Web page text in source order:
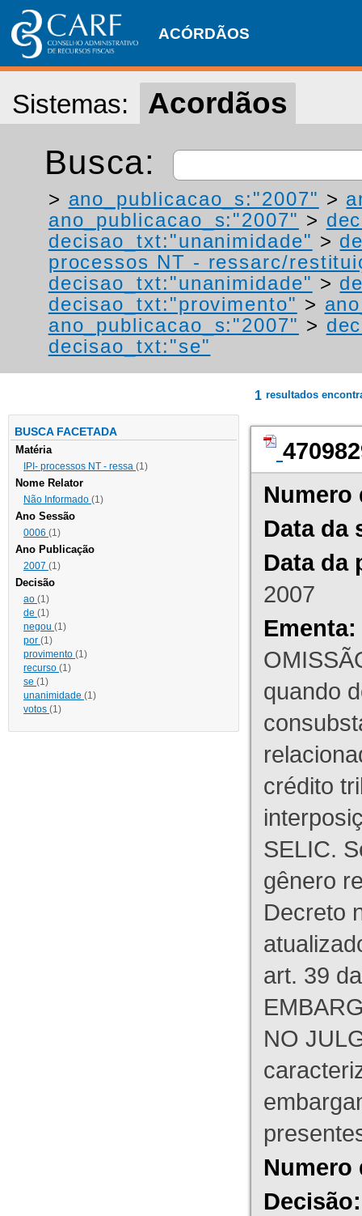
ACÓRDÃOS
Sistemas: Acordãos
Busca:
> ano_publicacao_s:"2007" >
ano_publicacao_s:"2007" >
decisao_txt:"unanimidade" >
processos NT - ressarc/
decisao_txt:"unanimidade" >
decisao_txt:"provimento" >
ano_publicacao_s:"2007" >
decisao_txt:"se"
BUSCA FACETADA
Matéria
IPI- processos NT - ressa (1)
Nome Relator
Não Informado (1)
Ano Sessão
0006 (1)
Ano Publicação
2007 (1)
Decisão
ao (1)
de (1)
negou (1)
por (1)
provimento (1)
recurso (1)
se (1)
unanimidade (1)
votos (1)
1 resultados
Numero
Data da
Data da
2007
Ementa:
quando
crédito
SELIC.
gênero
Decreto
art. 39
NO
Numero
Decisão: